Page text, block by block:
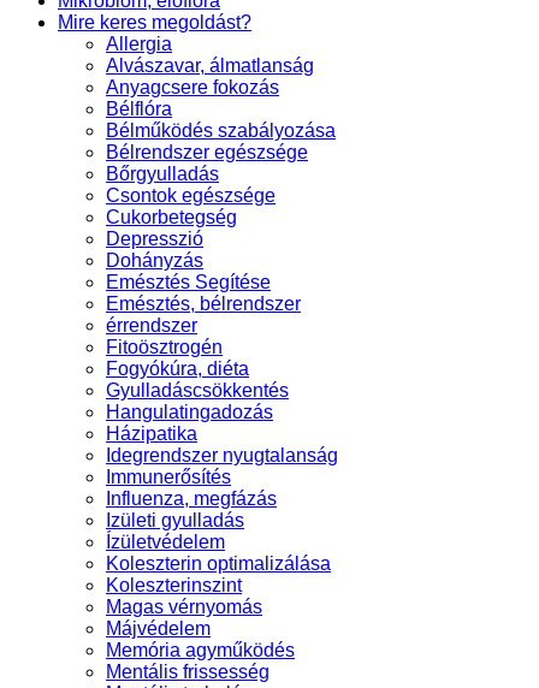
Mire keres megoldást?
Allergia
Alvászavar, álmatlanság
Anyagcsere fokozás
Bélflóra
Bélműködés szabályozása
Bélrendszer egészsége
Bőrgyulladás
Csontok egészsége
Cukorbetegség
Depresszió
Dohányzás
Emésztés Segítése
Emésztés, bélrendszer
érrendszer
Fitoösztrogén
Fogyókúra, diéta
Gyulladáscsökkentés
Hangulatingadozás
Házipatika
Idegrendszer nyugtalanság
Immunerősítés
Influenza, megfázás
Izületi gyulladás
Ízületvédelem
Koleszterin optimalizálása
Koleszterinszint
Magas vérnyomás
Májvédelem
Memória agyműködés
Mentális frissesség